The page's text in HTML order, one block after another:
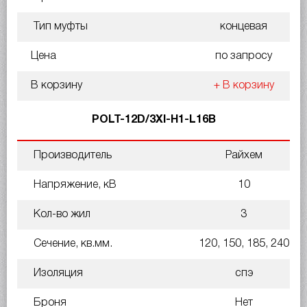
Тип муфты концевая
Цена по запросу
В корзину + В корзину
POLT-12D/3XI-H1-L16B
Производитель Райхем
Напряжение, кВ 10
Кол-во жил 3
Сечение, кв.мм. 120, 150, 185, 240
Изоляция спэ
Броня Нет